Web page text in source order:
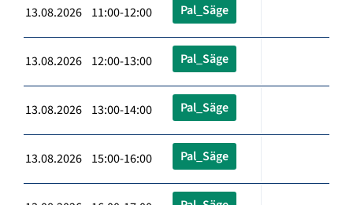
13.08.2026 11:00-12:00 Pal_Säge
13.08.2026 12:00-13:00 Pal_Säge
13.08.2026 13:00-14:00 Pal_Säge
13.08.2026 15:00-16:00 Pal_Säge